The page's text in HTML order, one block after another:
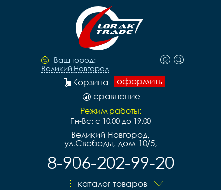
Ваш город:
Великий Новгород
оформить
Корзина
сравнение
Режим работы:
Пн-Вс: с 10.00 до 19.00
Великий Новгород,
ул.Свободы, дом 10/5,
8-906-202-99-20
каталог товаров